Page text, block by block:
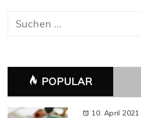
Suchen
POPULAR
10. April